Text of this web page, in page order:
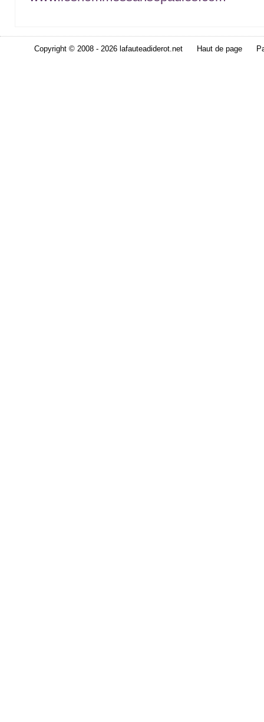
Copyright © 2008 - 2026 lafauteadiderot.net Haut de page